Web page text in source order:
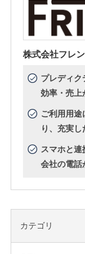
株式会社フレ
プレディク
効率・売上
ご利用用途
り、充実
スマホと連
会社の電話
カテゴリ